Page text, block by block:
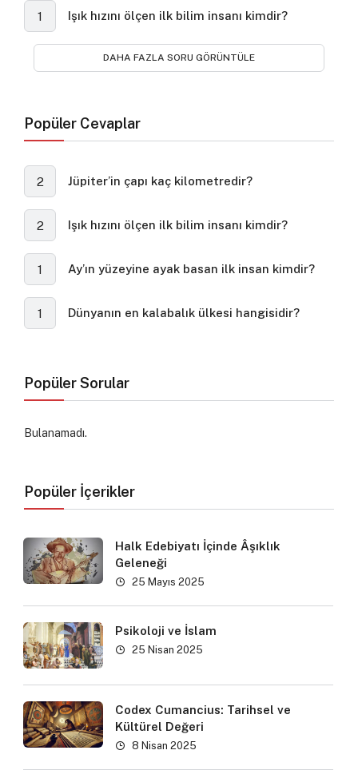
1 Işık hızını ölçen ilk bilim insanı kimdir?
DAHA FAZLA SORU GÖRÜNTÜLE
Popüler Cevaplar
2 Jüpiter’in çapı kaç kilometredir?
2 Işık hızını ölçen ilk bilim insanı kimdir?
1 Ay’ın yüzeyine ayak basan ilk insan kimdir?
1 Dünyanın en kalabalık ülkesi hangisidir?
Popüler Sorular
Bulanamadı.
Popüler İçerikler
Halk Edebiyatı İçinde Âşıklık
Geleneği
25 Mayıs 2025
Psikoloji ve İslam
25 Nisan 2025
Codex Cumancius: Tarihsel ve
Kültürel Değeri
8 Nisan 2025